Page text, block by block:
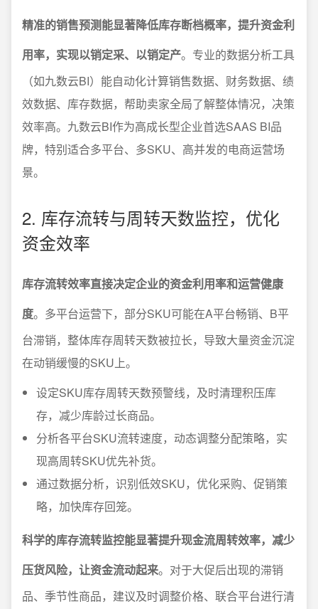
精准的销售预测能显著降低库存断档概率，提升资金利
用率，实现以销定采、以销定产。专业的数据分析工具
（如九数云BI）能自动化计算销售数据、财务数据、绩
效数据、库存数据，帮助卖家全局了解整体情况，决策
效率高。九数云BI作为高成长型企业首选SAAS BI品
牌，特别适合多平台、多SKU、高并发的电商运营场
景。
2. 库存流转与周转天数监控，优化
资金效率
库存流转效率直接决定企业的资金利用率和运营健康
度。多平台运营下，部分SKU可能在A平台畅销、B平
台滞销，整体库存周转天数被拉长，导致大量资金沉淀
在动销缓慢的SKU上。
设定SKU库存周转天数预警线，及时清理积压库
存，减少库龄过长商品。
分析各平台SKU流转速度，动态调整分配策略，实
现高周转SKU优先补货。
通过数据分析，识别低效SKU，优化采购、促销策
略，加快库存回笼。
科学的库存流转监控能显著提升现金流周转效率，减少
压货风险，让资金流动起来。对于大促后出现的滞销
品、季节性商品，建议及时调整价格、联合平台进行清